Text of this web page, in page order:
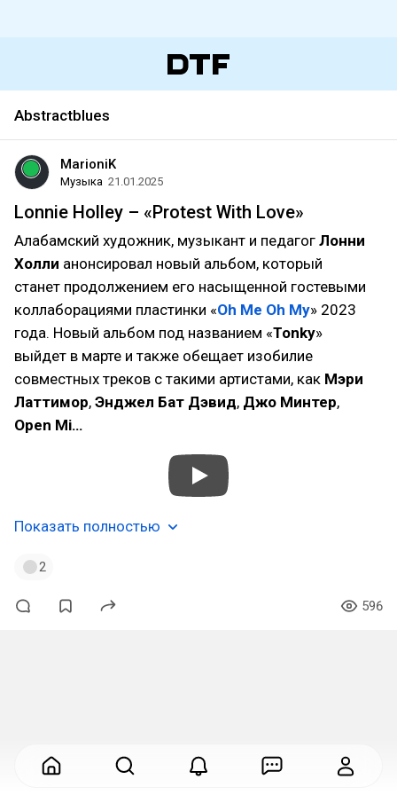
Abstractblues
MarioniK
Музыка 21.01.2025
Lonnie Holley – «Protest With Love»
Алабамский художник, музыкант и педагог Лонни
Холли анонсировал новый альбом, который
станет продолжением его насыщенной гостевыми
коллаборациями пластинки «Oh Me Oh My» 2023
года. Новый альбом под названием «Tonky»
выйдет в марте и также обещает изобилие
совместных треков с такими артистами, как Мэри
Латтимор, Энджел Бат Дэвид, Джо Минтер,
Open Mi…
Показать полностью
2
596